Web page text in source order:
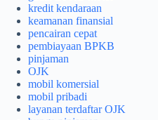
kredit kendaraan
keamanan finansial
pencairan cepat
pembiayaan BPKB
pinjaman
OJK
mobil komersial
mobil pribadi
layanan terdaftar OJK